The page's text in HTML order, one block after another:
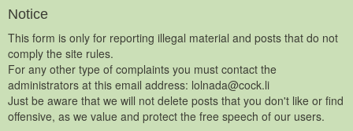
Notice
This form is only for reporting illegal material and posts that do not
comply the site rules.
For any other type of complaints you must contact the
administrators at this email address: lolnada@cock.li
Just be aware that we will not delete posts that you don't like or find
offensive, as we value and protect the free speech of our users.